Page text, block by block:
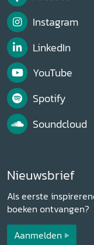
Instagram
LinkedIn
YouTube
Spotify
Soundcloud
Nieuwsbrief
Als eerste
boeken ontvangen?
Aanmelden